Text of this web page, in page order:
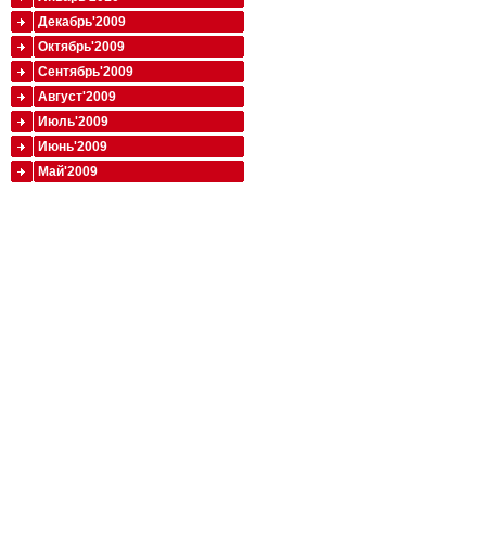
Декабрь'2009
Октябрь'2009
Сентябрь'2009
Август'2009
Июль'2009
Июнь'2009
Май'2009